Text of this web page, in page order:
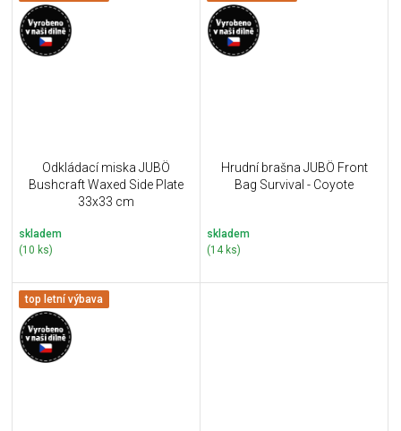
Odkládací miska JUBÖ
Bushcraft Waxed Side Plate
33x33 cm
skladem
(10 ks)
Hrudní brašna JUBÖ Front
Bag Survival - Coyote
skladem
(14 ks)
top letní výbava